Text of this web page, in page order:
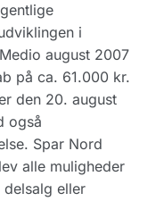
i
august 2007
på ca. 61.000 kr.
den 20. august
også
Spar Nord
alle muligheder
delsalg eller